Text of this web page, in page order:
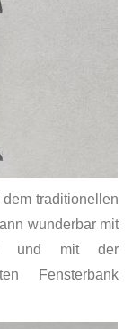
traditionellen
wunderbar mit
und mit der
Fensterbank